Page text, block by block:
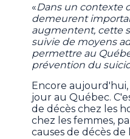
«Dans un contexte
demeurent
augmentent, cette
suivie de moyens
permettre au
prévention du
Encore aujourd'hui,
jour au Québec.
de décès chez les
chez les femmes,
causes de décès de